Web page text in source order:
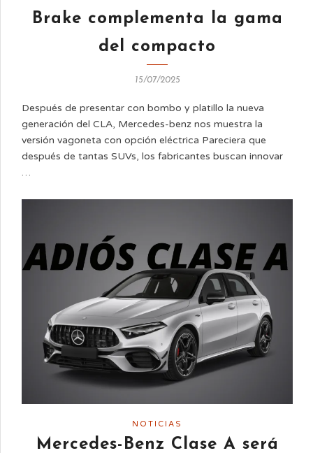
Brake complementa la gama
del compacto
15/07/2025
Después de presentar con bombo y platillo la nueva
generación del CLA, Mercedes-benz nos muestra la
versión vagoneta con opción eléctrica Pareciera que
después de tantas SUVs, los fabricantes buscan innovar
…
NOTICIAS
Mercedes-Benz Clase A será